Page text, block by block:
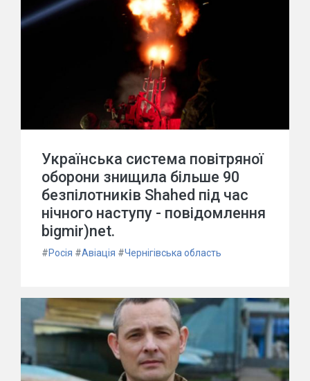
Українська система повітряної
оборони знищила більше 90
безпілотників Shahed під час
нічного наступу - повідомлення
bigmir)net.
#Росія #Авіація #Чернігівська область